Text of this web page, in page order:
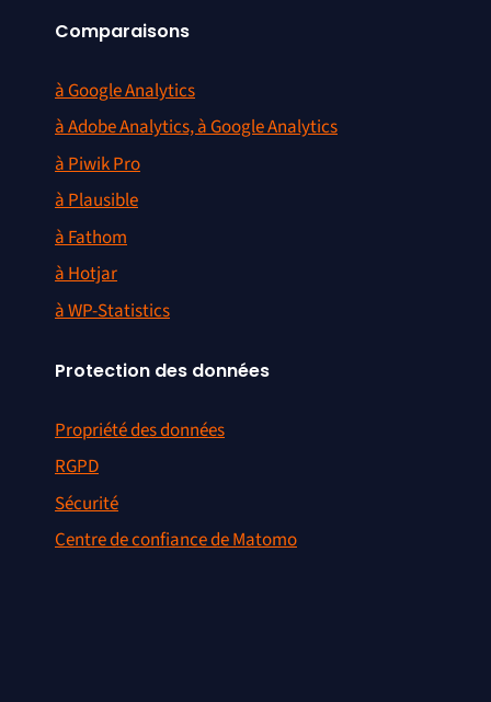
Comparaisons
à Google Analytics
à Adobe Analytics, à Google Analytics
à Piwik Pro
à Plausible
à Fathom
à Hotjar
à WP-Statistics
Protection des données
Propriété des données
RGPD
Sécurité
Centre de confiance de Matomo